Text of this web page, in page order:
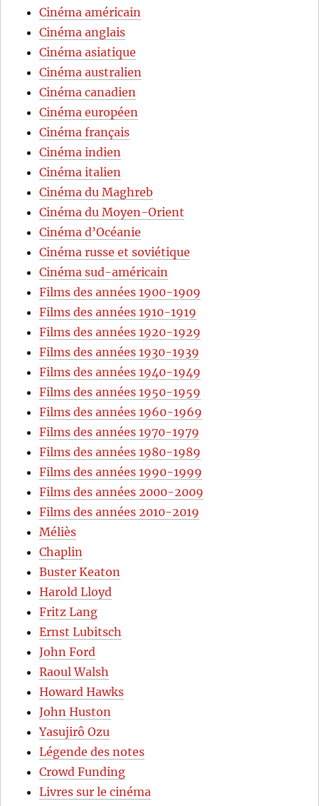
Cinéma américain
Cinéma anglais
Cinéma asiatique
Cinéma australien
Cinéma canadien
Cinéma européen
Cinéma français
Cinéma indien
Cinéma italien
Cinéma du Maghreb
Cinéma du Moyen-Orient
Cinéma d’Océanie
Cinéma russe et soviétique
Cinéma sud-américain
Films des années 1900-1909
Films des années 1910-1919
Films des années 1920-1929
Films des années 1930-1939
Films des années 1940-1949
Films des années 1950-1959
Films des années 1960-1969
Films des années 1970-1979
Films des années 1980-1989
Films des années 1990-1999
Films des années 2000-2009
Films des années 2010-2019
Méliès
Chaplin
Buster Keaton
Harold Lloyd
Fritz Lang
Ernst Lubitsch
John Ford
Raoul Walsh
Howard Hawks
John Huston
Yasujirô Ozu
Légende des notes
Crowd Funding
Livres sur le cinéma